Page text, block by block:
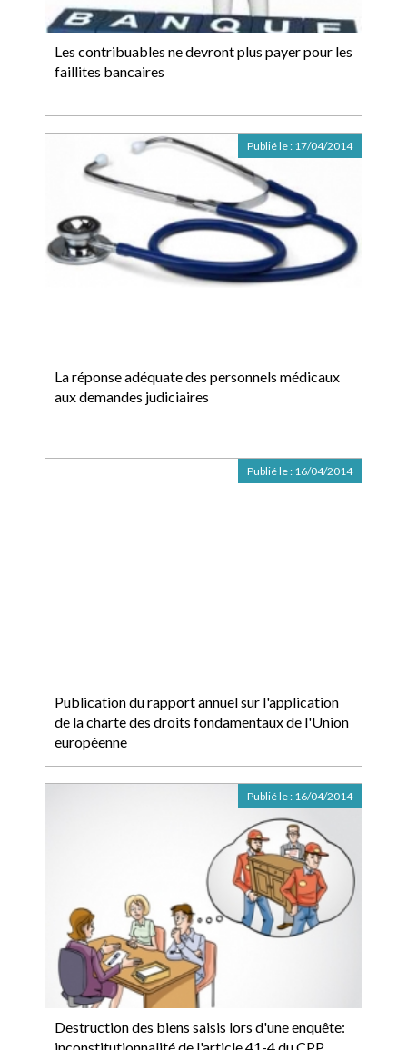
Les contribuables ne devront plus payer pour les
faillites bancaires
La réponse adéquate des personnels médicaux
aux demandes judiciaires
Publié le : 17/04/2014
Publication du rapport annuel sur l'application
de la charte des droits fondamentaux de l'Union
européenne
Publié le : 16/04/2014
Destruction des biens saisis lors d'une enquête:
Publié le : 16/04/2014